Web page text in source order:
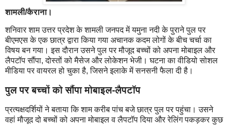
शामली/कैराना।
शनिवार शाम उत्तर प्रदेश के शामली जनपद में यमुना नदी के पुराने पुल पर
बीएमएस के एक छात्र द्वारा किया गया अचानक कदम लोगों के बीच चर्चा का
विषय बन गया। इस दौरान उसने पुल पर मौजूद बच्चों को अपना मोबाइल और
लैपटॉप सौंपा, दोस्तों को मैसेज और लोकेशन भेजी। घटना का वीडियो सोशल
मीडिया पर वायरल हो चुका है, जिसने इलाके में सनसनी फैला दी है।
पुल पर बच्चों को सौंपा मोबाइल-लैपटॉप
प्रत्यक्षदर्शियों ने बताया कि शाम करीब पांच बजे छात्र पुल पर पहुंचा। उसने
वहां मौजूद दो बच्चों को अपना मोबाइल व लैपटॉप दिया और रेलिंग पकड़कर कुछ